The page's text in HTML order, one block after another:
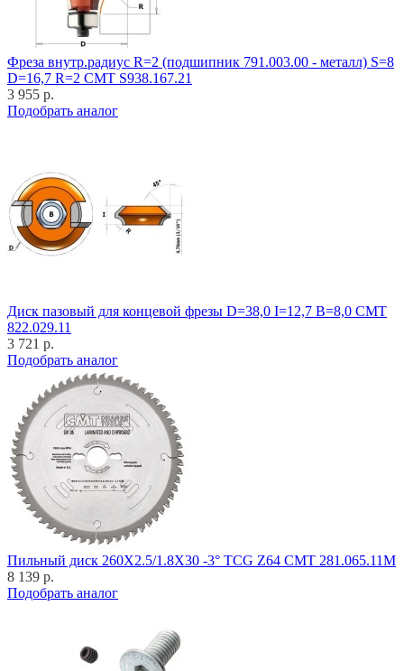
Фреза внутр.радиус R=2 (подшипник 791.003.00 - металл) S=8
D=16,7 R=2 CMT S938.167.21
3 955 р.
Подобрать аналог
Диск пазовый для концевой фрезы D=38,0 I=12,7 B=8,0 CMT
822.029.11
3 721 р.
Подобрать аналог
Пильный диск 260X2.5/1.8X30 -3° TCG Z64 CMT 281.065.11M
8 139 р.
Подобрать аналог